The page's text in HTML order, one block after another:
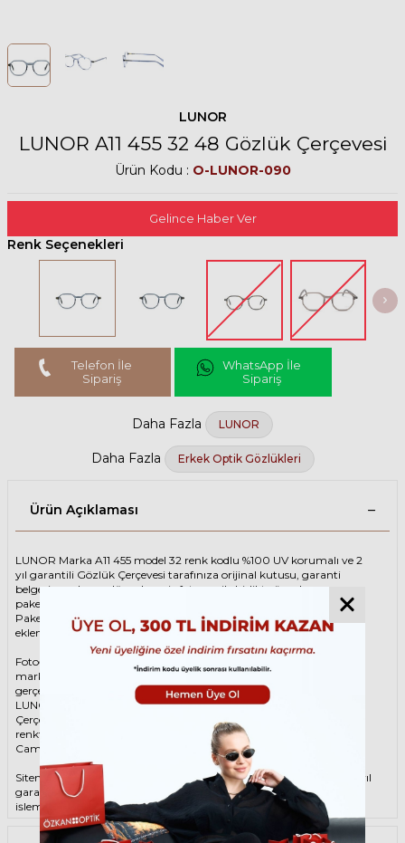
LUNOR
LUNOR A11 455 32 48 Gözlük Çerçevesi
Ürün Kodu : O-LUNOR-090
Gelince Haber Ver
Renk Seçenekleri
Telefon İle
Sipariş
WhatsApp İle
Sipariş
Daha Fazla LUNOR
Daha Fazla Erkek Optik Gözlükleri
Ürün Açıklaması
LUNOR Marka A11 455 model 32 renk kodlu %100 UV korumalı ve 2
yıl garantili Gözlük Çerçevesi tarafınıza orijinal kutusu, garanti
belgesi ve adınıza düzenlenmiş faturası ile birlikte özenle
paketlenerek kargoya teslim edilir.
Paketinize ek olarak silme bezi ve temizleme spreyi ücretsiz olarak
eklenmektedir.
Fotoğraftaki Gözlük Çerçevesi kutusu gösterim amaçlı olup
markanın orijinal alternatiflerinden gönderim
gerçekleştirilebilmektedir.
LUNOR Unisex Gri Gözlük ÇerçevesiLUNOR A11 455 32 48 Gözlük
Çerçevesi çerçeve şekli Oval, hammaddesi Asetat, çerçeve rengi Gri
renktir.
Camlar %100 korumalı renkli camların materyali ‘dir.
Sitemizden alacağınız LUNOR Gözlük Çerçevesi %100 orijinal ve 2 yıl
garantilidir. Garanti kapsamındaki tüm parça değişim ve tamir
işlemlerini
ÖZKAN OPTİKmağazalarından ücretsiz olarak destek
alabilirsiniz.